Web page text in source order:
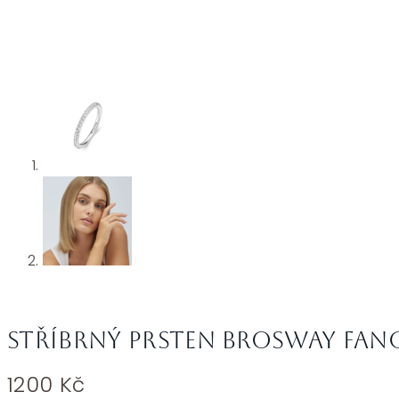
Stříbrný prsten Brosway
1200 Kč